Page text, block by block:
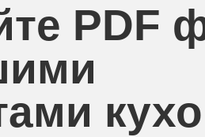
PDF